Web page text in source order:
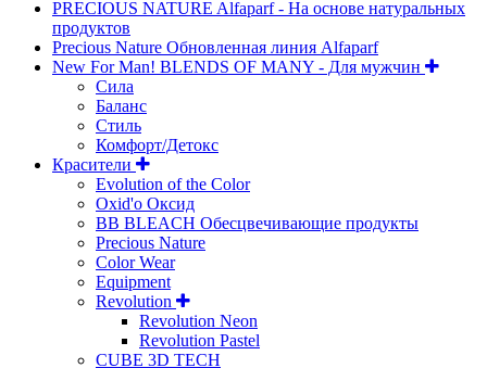
PRECIOUS NATURE Alfaparf - На основе натуральных
продуктов
Precious Nature Обновленная линия Alfaparf
New For Man! BLENDS OF MANY - Для мужчин
Сила
Баланс
Стиль
Комфорт/Детокс
Красители
Evolution of the Color
Oxid'o Оксид
BB BLEACH Обесцвечивающие продукты
Precious Nature
Color Wear
Equipment
Revolution
Revolution Neon
Revolution Pastel
CUBE 3D TECH